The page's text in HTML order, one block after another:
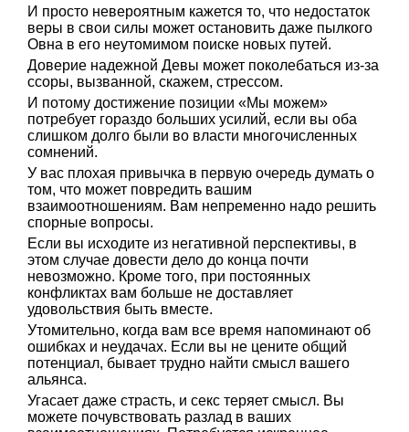
И просто невероятным кажется то, что недостаток
веры в свои силы может остановить даже пылкого
Овна в его неутомимом поиске новых путей.
Доверие надежной Девы может поколебаться из-за
ссоры, вызванной, скажем, стрессом.
И потому достижение позиции «Мы можем»
потребует гораздо больших усилий, если вы оба
слишком долго были во власти многочисленных
сомнений.
У вас плохая привычка в первую очередь думать о
том, что может повредить вашим
взаимоотношениям. Вам непременно надо решить
спорные вопросы.
Если вы исходите из негативной перспективы, в
этом случае довести дело до конца почти
невозможно. Кроме того, при постоянных
конфликтах вам больше не доставляет
удовольствия быть вместе.
Утомительно, когда вам все время напоминают об
ошибках и неудачах. Если вы не цените общий
потенциал, бывает трудно найти смысл вашего
альянса.
Угасает даже страсть, и секс теряет смысл. Вы
можете почувствовать разлад в ваших